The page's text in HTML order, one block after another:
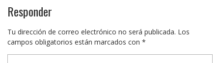
Responder
Tu dirección de correo electrónico no será publicada. Los
campos obligatorios están marcados con *